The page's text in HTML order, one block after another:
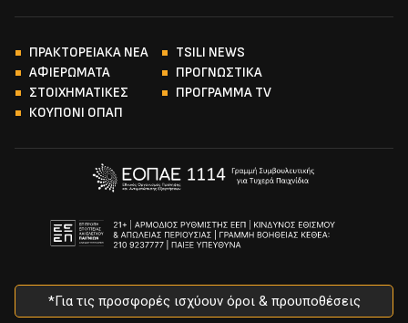
ΠΡΑΚΤΟΡΕΙΑΚΑ ΝΕΑ
TSILI NEWS
ΑΦΙΕΡΩΜΑΤΑ
ΠΡΟΓΝΩΣΤΙΚΑ
ΣΤΟΙΧΗΜΑΤΙΚΕΣ
ΠΡΟΓΡΑΜΜΑ TV
ΚΟΥΠΟΝΙ ΟΠΑΠ
*Για τις προσφορές ισχύουν όροι & προυποθέσεις